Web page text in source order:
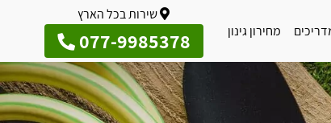
מחירון גינון
שירות בכל הארץ
077-9985378